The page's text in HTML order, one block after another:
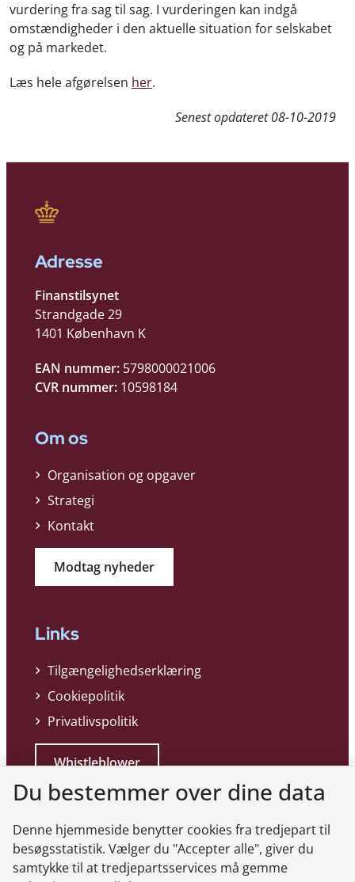
vurdering fra sag til sag. I vurderingen kan indgå
omstændigheder i den aktuelle situation for selskabet
og på markedet.
Læs hele afgørelsen her.
Senest opdateret08-10-2019
Adresse
Finanstilsynet
Strandgade 29
1401 København K
EAN nummer: 5798000021006
CVR nummer: 10598184
Om os
Organisation og opgaver
Strategi
Kontakt
Modtag nyheder
Links
Tilgængelighedserklæring
Cookiepolitik
Privatlivspolitik
Whistleblower
Du bestemmer over dine data
Denne hjemmeside benytter cookies fra tredjepart til
besøgsstatistik. Vælger du "Accepter alle", giver du
samtykke til at tredjepartsservices må gemme